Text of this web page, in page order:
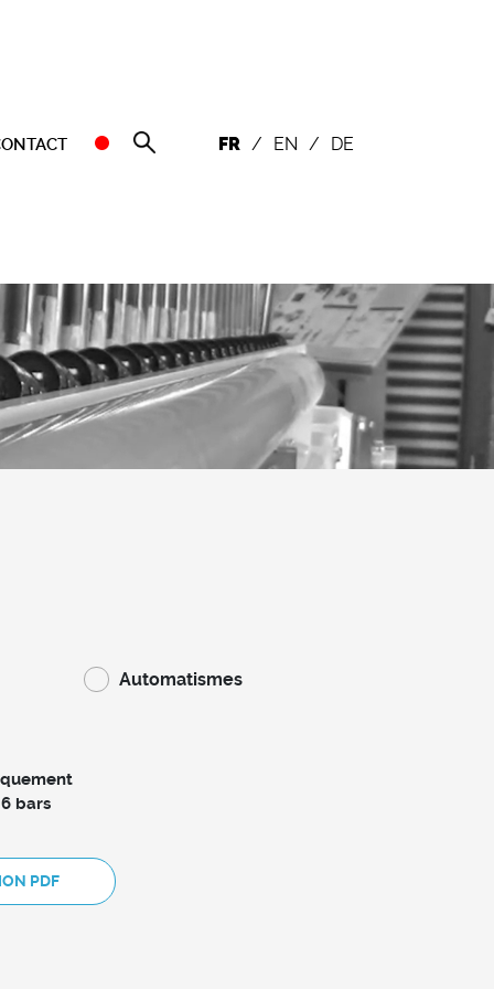
FR / EN / DE
Automatismes
bars
PDF